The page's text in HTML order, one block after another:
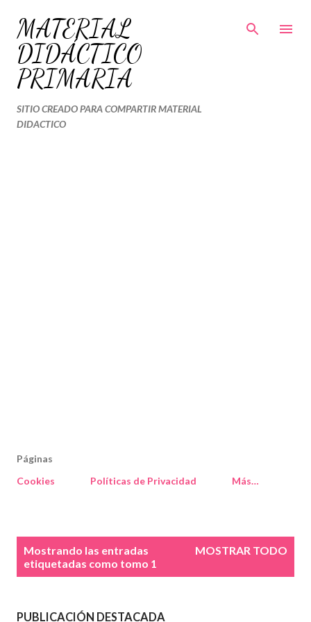
Ir al contenido principal
MATERIAL
DIDÁCTICO
PRIMARIA
SITIO CREADO PARA COMPARTIR MATERIAL
DIDACTICO
Páginas
Cookies
Políticas de Privacidad Más…
Mostrando las entradas
etiquetadas como tomo 1
MOSTRAR TODO
PUBLICACIÓN DESTACADA